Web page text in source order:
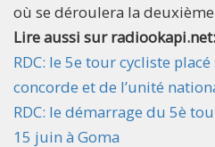
où se déroulera la
Lire aussi sur radiookapi.net:
RDC: le 5e tour cycliste
concorde et de l’unité
RDC: le démarrage du 5è
15 juin à Goma